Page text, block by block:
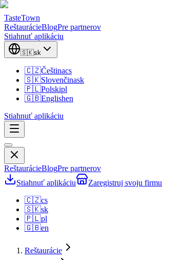
TasteTown
ReštaurácieBlogPre partnerov
Stiahnuť aplikáciu
🇸🇰sk
🇨🇿Češtinacs
🇸🇰Slovenčinask
🇵🇱Polskipl
🇬🇧Englishen
Stiahnuť aplikáciu
ReštaurácieBlogPre partnerov
Stiahnuť aplikáciu
Zaregistruj svoju firmu
🇨🇿cs
🇸🇰sk
🇵🇱pl
🇬🇧en
Reštaurácie